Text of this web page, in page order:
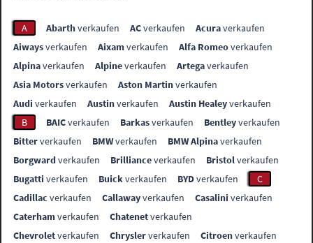
A Abarthverkaufen ACverkaufen Acuraverkaufen
Aiwaysverkaufen Aixamverkaufen Alfa Romeoverkaufen
Alpinaverkaufen Alpineverkaufen Artegaverkaufen
Asia Motorsverkaufen Aston Martinverkaufen
Audi verkaufen Austinverkaufen Austin Healeyverkaufen
B
BAICverkaufen Barkasverkaufen Bentleyverkaufen
Bitterverkaufen BMWverkaufen BMW Alpinaverkaufen
Borgwardverkaufen Brillianceverkaufen Bristolverkaufen
Bugatti verkaufen Buickverkaufen BYDverkaufen
C
Cadillac verkaufen Callawayverkaufen Casalini verkaufen
Caterhamverkaufen Chatenetverkaufen
Chevroletverkaufen Chryslerverkaufen Citroenverkaufen